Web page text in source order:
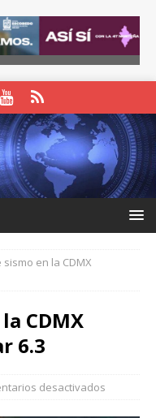
en la CDMX
CDMX
6.3
desactivados